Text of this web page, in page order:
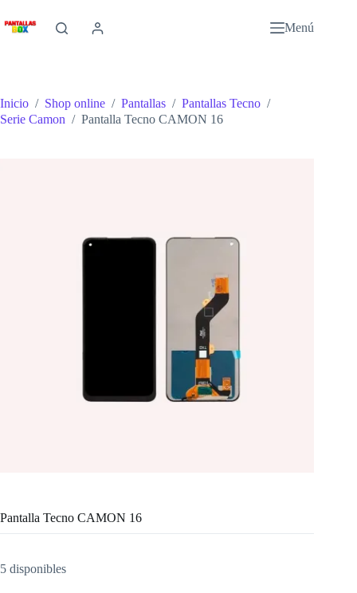
al
contenido
Menú
Inicio / Shop online / Pantallas / Pantallas Tecno /
Serie Camon / Pantalla Tecno CAMON 16
Pantalla Tecno CAMON 16
5 disponibles